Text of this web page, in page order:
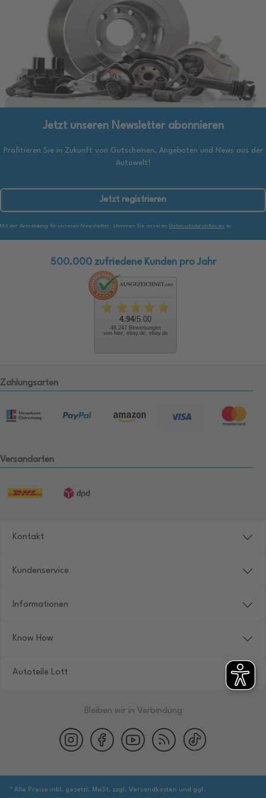
Jetzt unseren Newsletter abonnieren
Profitieren Sie in Zukunft von Gutscheinen, Angeboten und News aus der
Autowelt!
Jetzt registrieren
Mit der Anmeldung für unseren Newsletter, stimmen Sie unseren Datenschutzrichtlinien zu.
500.000 zufriedene Kunden pro Jahr
4.94/5.00
48.247 Bewertungen
von hier, ebay.de, ebay.de
Zahlungsarten
Versandarten
Kontakt
Kundenservice
Informationen
Know How
Autoteile Lott
Bleiben wir in Verbindung
* Alle Preise inkl. gesetzl. MwSt. zzgl. Versandkosten und ggf.